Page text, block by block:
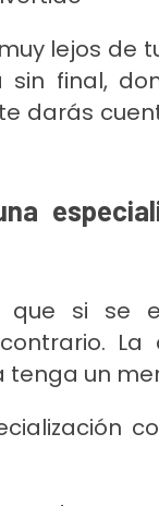
lejos de
final,
darás
si se
un